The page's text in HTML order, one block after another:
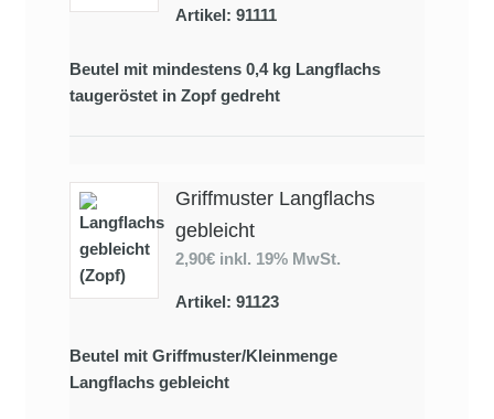
Artikel: 91111
Beutel mit mindestens 0,4 kg Langflachs
taugeröstet in Zopf gedreht
Griffmuster Langflachs
gebleicht
2,90€ inkl. 19% MwSt.
Artikel: 91123
Beutel mit Griffmuster/Kleinmenge
Langflachs gebleicht